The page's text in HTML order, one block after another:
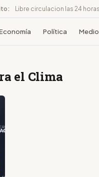
Libre circulacion las 24 horas
Política
el Clima